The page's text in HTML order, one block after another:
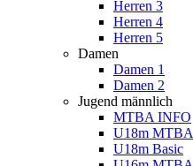
Herren 3
Herren 4
Herren 5
Damen
Damen 1
Damen 2
Jugend männlich
MTBA INFO
U18m MTBA
U18m Basic